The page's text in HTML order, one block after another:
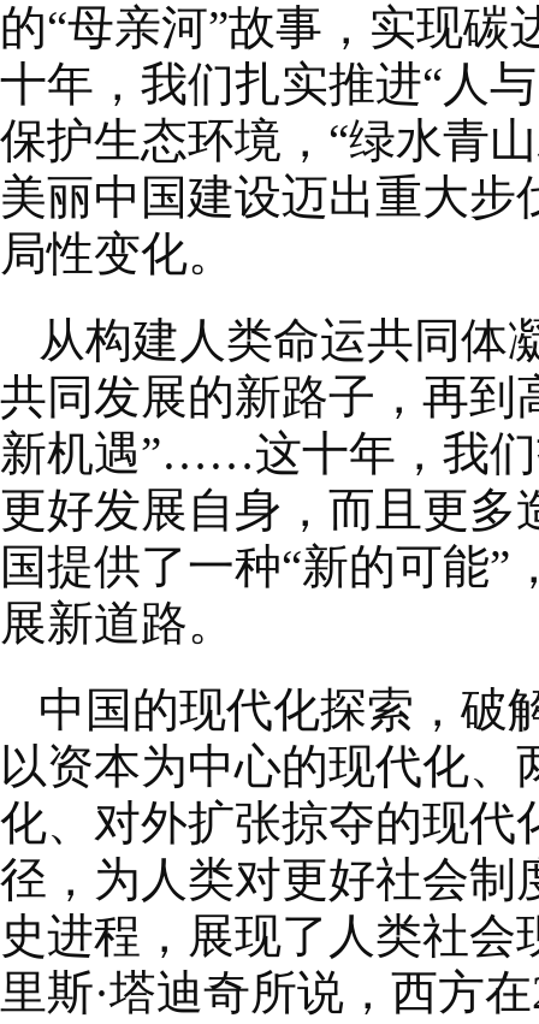
的“母亲河”故事，实现
十年，我们扎实推进“人
保护生态环境，“绿水青
美丽中国建设迈出重大
局性变化。
从构建人类命运共同体
共同发展的新路子，再到
新机遇”……这十年，我们
更好发展自身，而且更多
国提供了一种“新的可能
展新道路。
中国的现代化探索，破
以资本为中心的现代化
化、对外扩张掠夺的现代
径，为人类对更好社会制
史进程，展现了人类社
里斯·塔迪奇所说，西方